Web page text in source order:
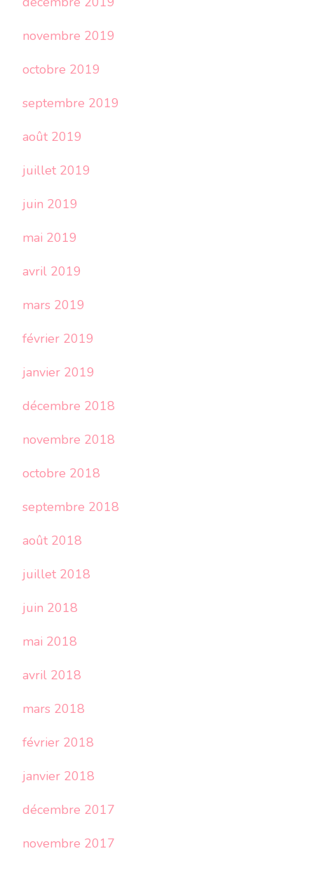
novembre 2019
octobre 2019
septembre 2019
août 2019
juillet 2019
juin 2019
mai 2019
avril 2019
mars 2019
février 2019
janvier 2019
décembre 2018
novembre 2018
octobre 2018
septembre 2018
août 2018
juillet 2018
juin 2018
mai 2018
avril 2018
mars 2018
février 2018
janvier 2018
décembre 2017
novembre 2017